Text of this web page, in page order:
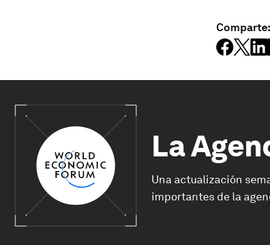
Comparte:
La
Una actualización
importantes de la